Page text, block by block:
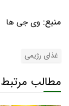
منبع: وی جی ها
غذای رژیمی
مطالب مرتبط